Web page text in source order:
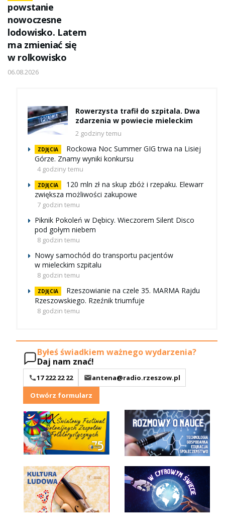
powstanie
nowoczesne
lodowisko. Latem
ma zmieniać się
w rolkowisko
06.08.2026
Rowerzysta trafił do szpitala. Dwa
zdarzenia w powiecie mieleckim
2 godziny temu
ZDJĘCIA
Rockowa Noc Summer GIG trwa na Lisiej
Górze. Znamy wyniki konkursu
4 godziny temu
ZDJĘCIA
120 mln zł na skup zbóż i rzepaku. Elewarr
zwiększa możliwości zakupowe
7 godzin temu
Piknik Pokoleń w Dębicy. Wieczorem Silent Disco
pod gołym niebem
8 godzin temu
Nowy samochód do transportu pacjentów
w mieleckim szpitalu
8 godzin temu
ZDJĘCIA
Rzeszowianie na czele 35. MARMA Rajdu
Rzeszowskiego. Rzeźnik triumfuje
8 godzin temu
Byłeś świadkiem ważnego wydarzenia?
Daj nam znać!
17 222 22 22
antena@radio.rzeszow.pl
Otwórz formularz